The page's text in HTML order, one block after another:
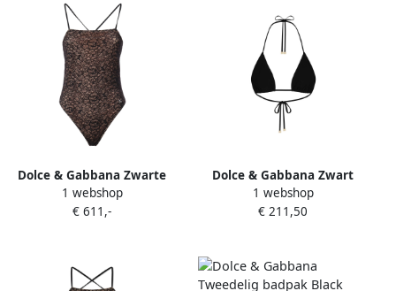
Dolce & Gabbana Zwarte
Zee Kleding Olympic One
Piece Black Dames
1 webshop
€ 611,-
Dolce & Gabbana Zwart
Driehoekige Cup
Strandkleding Black Dames
1 webshop
€ 211,50